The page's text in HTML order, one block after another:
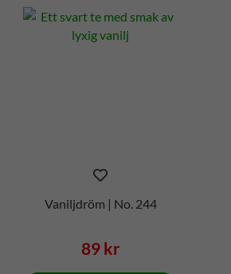
Vaniljdröm | No. 244
89 kr